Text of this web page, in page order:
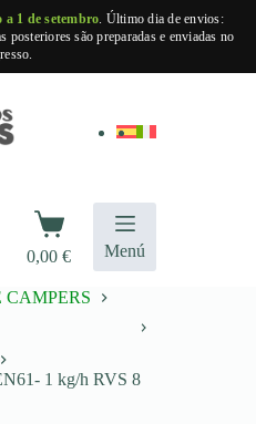
a 1 de setembro. Último dia de envios:
posteriores são preparadas e enviadas no
Carrinho
de
compras
0,00€ Menú
1 kg/h RVS 8